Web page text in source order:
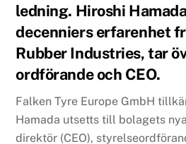
ledning. Hiroshi
decenniers erfarenhet
Rubber Industries, tar
ordförande och CEO.
Falken Tyre Europe GmbH
Hamada utsetts till bolagets
direktör (CEO),